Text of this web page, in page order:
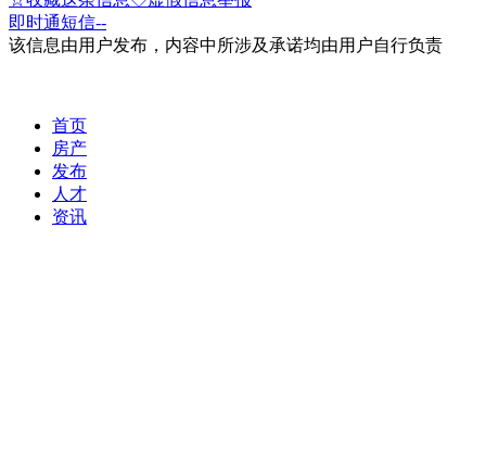
即时通短信--
该信息由用户发布，内容中所涉及承诺均由用户自行负责
首页
房产
发布
人才
资讯